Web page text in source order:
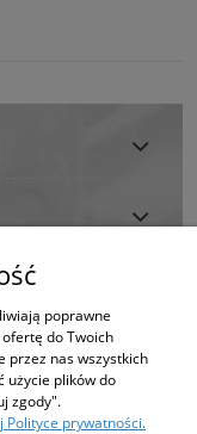
i zgodnie z Polityką
poprawne
do Twoich
przez nas wszystkich
użycie plików do
zgody".
Polityce prywatności.